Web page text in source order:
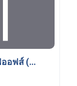
การพัฒนาซอฟต์แวร์รูปแบบเดฟออฟส์ (DevOps)